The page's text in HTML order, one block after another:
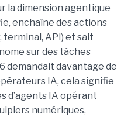
la dimension agentique
enchaîne des actions
terminal, API) et sait
sur des tâches
demandait davantage de
IA, cela signifie
d’agents IA opérant
numériques,